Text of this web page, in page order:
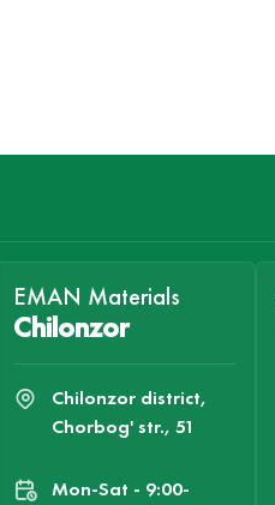
EMAN Materials
Chilonzor
Chilonzor district,
Chorbog' str., 51
Mon-Sat - 9:00-